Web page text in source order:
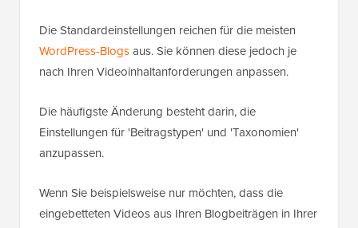
Die Standardeinstellungen reichen für die meisten
WordPress-Blogsaus. Sie können diese jedoch je
nach Ihren Videoinhaltanforderungen anpassen.
Die häufigste Änderung besteht darin, die
Einstellungen für 'Beitragstypen' und 'Taxonomien'
anzupassen.
Wenn Sie beispielsweise nur möchten, dass die
eingebetteten Videos aus Ihren Blogbeiträgen in Ihrer